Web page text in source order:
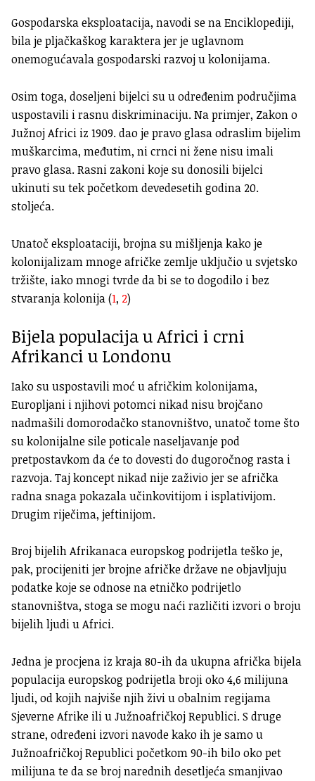
Gospodarska eksploatacija, navodi se na Enciklopediji,
bila je pljačkaškog karaktera jer je uglavnom
onemogućavala gospodarski razvoj u kolonijama.
Osim toga, doseljeni bijelci su u određenim područjima
uspostavili i rasnu diskriminaciju. Na primjer, Zakon o
Južnoj Africi iz 1909. dao je pravo glasa odraslim bijelim
muškarcima, međutim, ni crnci ni žene nisu imali
pravo glasa. Rasni zakoni koje su donosili bijelci
ukinuti su tek početkom devedesetih godina 20.
stoljeća.
Unatoč eksploataciji, brojna su mišljenja kako je
kolonijalizam mnoge afričke zemlje uključio u svjetsko
tržište, iako mnogi tvrde da bi se to dogodilo i bez
stvaranja kolonija (1, 2)
Bijela populacija u Africi i crni
Afrikanci u Londonu
Iako su uspostavili moć u afričkim kolonijama,
Europljani i njihovi potomci nikad nisu brojčano
nadmašili domorodačko stanovništvo, unatoč tome što
su kolonijalne sile poticale naseljavanje pod
pretpostavkom da će to dovesti do dugoročnog rasta i
razvoja. Taj koncept nikad nije zaživio jer se afrička
radna snaga pokazala učinkovitijom i isplativijom.
Drugim riječima, jeftinijom.
Broj bijelih Afrikanaca europskog podrijetla teško je,
pak, procijeniti jer brojne afričke države ne objavljuju
podatke koje se odnose na etničko podrijetlo
stanovništva, stoga se mogu naći različiti izvori o broju
bijelih ljudi u Africi.
Jedna je procjena iz kraja 80-ih da ukupna afrička bijela
populacija europskog podrijetla broji oko 4,6 milijuna
ljudi, od kojih najviše njih živi u obalnim regijama
Sjeverne Afrike ili u Južnoafričkoj Republici. S druge
strane, određeni izvori navode kako ih je samo u
Južnoafričkoj Republici početkom 90-ih bilo oko pet
milijuna te da se broj narednih desetljeća smanjivao